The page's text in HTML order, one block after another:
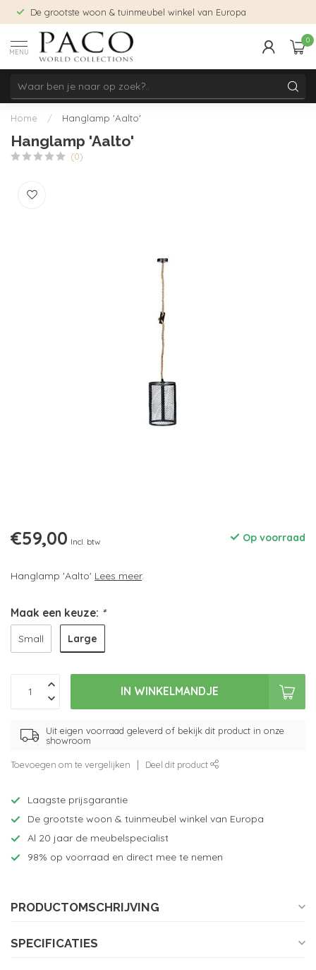
De grootste woon & tuinmeubel winkel van Europa
MENU
0
Home / Hanglamp 'Aalto'
Hanglamp 'Aalto'
(0)
€59,00 Incl. btw Op voorraad
Hanglamp 'Aalto' Lees meer.
Maak een keuze: *
Small Large
IN WINKELMANDJE
Uit eigen voorraad geleverd of bekijk dit product in onze
showroom
Toevoegen om te vergelijken Deel dit product
Laagste prijsgarantie
De grootste woon & tuinmeubel winkel van Europa
Al 20 jaar de meubelspecialist
98% op voorraad en direct mee te nemen
PRODUCTOMSCHRIJVING
SPECIFICATIES